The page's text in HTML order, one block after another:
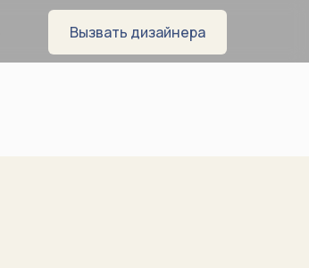
Вызвать дизайнера